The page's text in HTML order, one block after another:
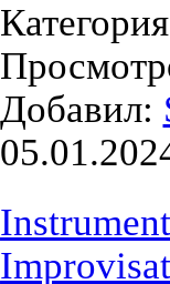
Добавил: